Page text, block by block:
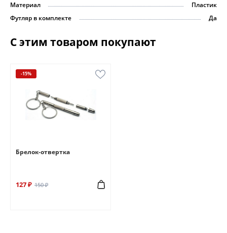
Материал
Пластик
Футляр в комплекте
Да
С этим товаром покупают
-15%
Брелок-отвертка
127 ₽ 150 ₽